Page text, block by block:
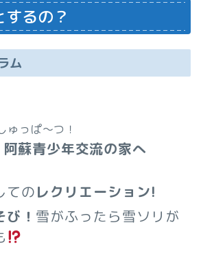
るの？
ム
ゅっぱ～つ！
蘇青少年交流の家へ
てのレクリエーション!
！ 雪がふったら雪ソリが